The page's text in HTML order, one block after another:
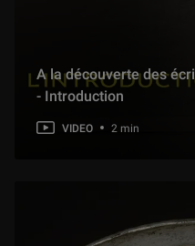
A la découverte des
- Introduction
VIDEO 2 min